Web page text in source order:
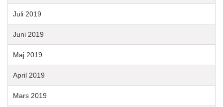
Juli 2019
Juni 2019
Maj 2019
April 2019
Mars 2019